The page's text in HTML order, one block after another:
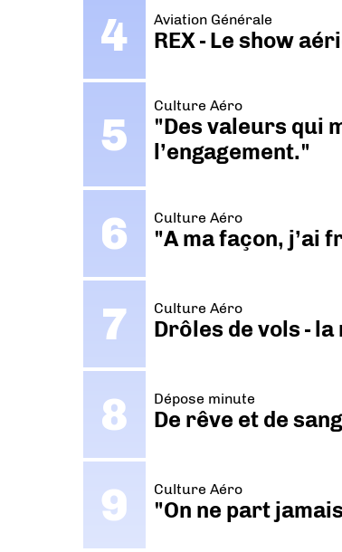
Aviation Générale
REX - Le show
Culture Aéro
"Des valeurs qui
l’engagement."
Culture Aéro
"A ma façon, j’ai
Culture Aéro
Drôles de vols -
Dépose minute
De rêve et de sang
Culture Aéro
"On ne part